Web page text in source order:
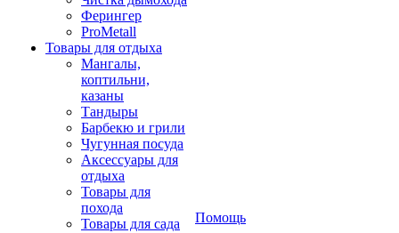
Ферингер
ProMetall
Товары для отдыха
Мангалы,
коптильни,
казаны
Тандыры
Барбекю и грили
Чугунная посуда
Аксессуары для
отдыха
Товары для
похода
Товары для сада
Помощь